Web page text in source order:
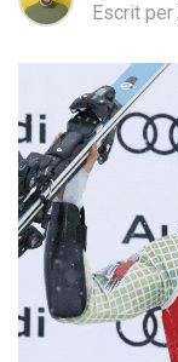
Escrit per